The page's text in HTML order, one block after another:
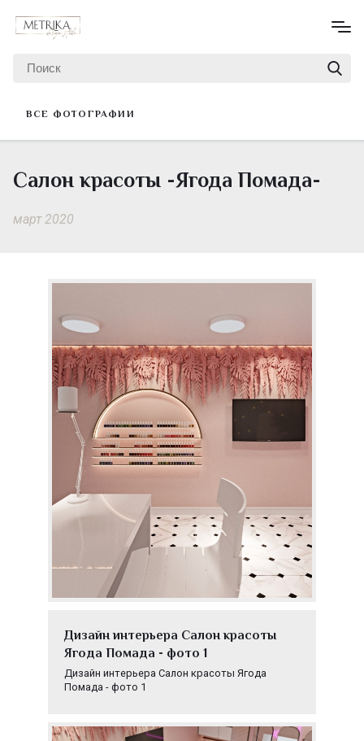
ВСЕ ФОТОГРАФИИ
Салон красоты -Ягода Помада-
март 2020
Дизайн интерьера Салон красоты
Ягода Помада - фото 1
Дизайн интерьера Салон красоты Ягода
Помада - фото 1